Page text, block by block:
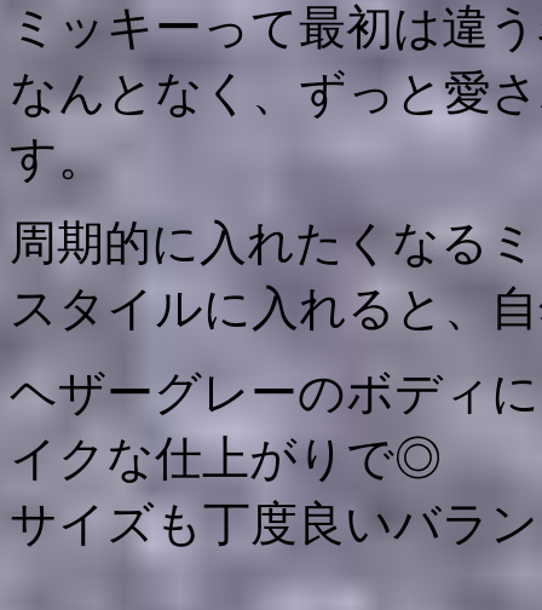
ミッキーって最初は違
なんとなく、ずっと愛
す。
周期的に入れたくなる
スタイルに入れると、
ヘザーグレーのボディ
イクな仕上がりで◎
サイズも丁度良いバラ